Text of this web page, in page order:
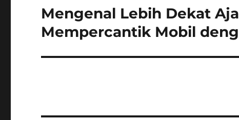
Next
post:
Mengenal Lebih Dekat
Mempercantik Mobil